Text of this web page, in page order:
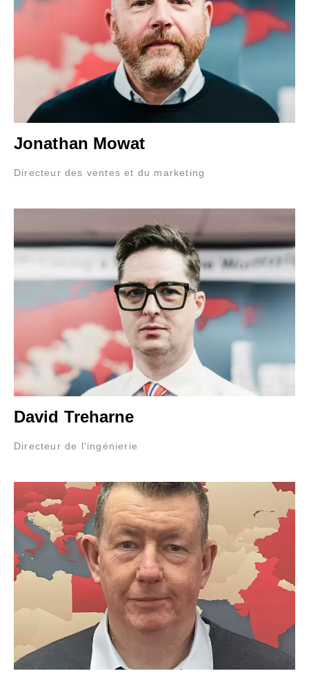
Jonathan Mowat
Directeur des ventes et du marketing
David Treharne
Directeur de l'ingénierie